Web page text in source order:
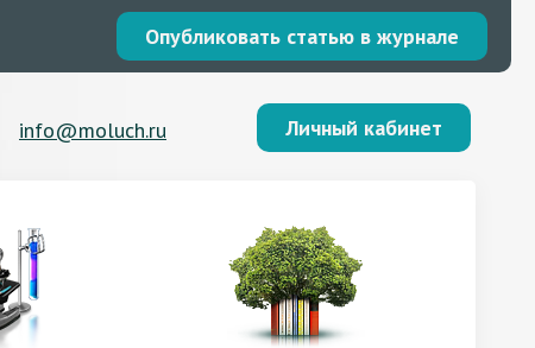
Опубликовать статью в журнале
info@moluch.ru Личный кабинет